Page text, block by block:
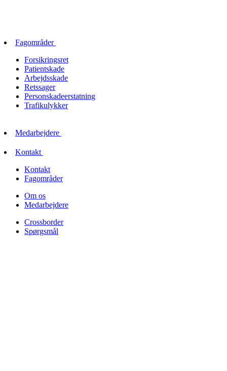
Fagområder
Forsikringsret
Patientskade
Arbejdsskade
Retssager
Personskadeerstatning
Trafikulykker
Medarbejdere
Kontakt
Kontakt
Fagområder
Om os
Medarbejdere
Crossborder
Spørgsmål